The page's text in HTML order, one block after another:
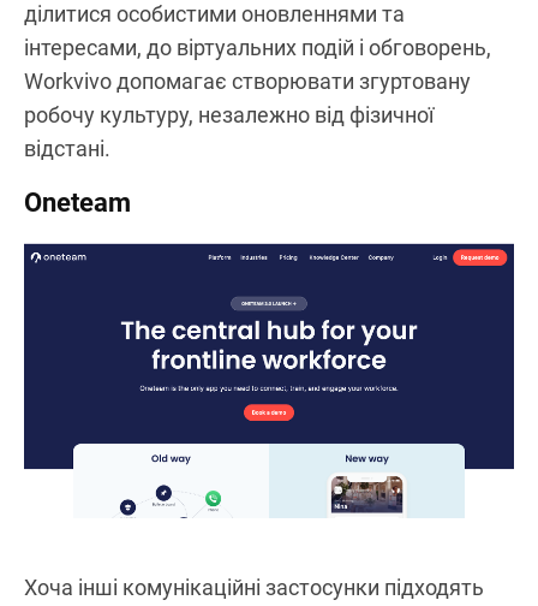
ділитися особистими оновленнями та
інтересами, до віртуальних подій і обговорень,
Workvivo допомагає створювати згуртовану
робочу культуру, незалежно від фізичної
відстані.
Oneteam
Хоча інші комунікаційні застосунки підходять